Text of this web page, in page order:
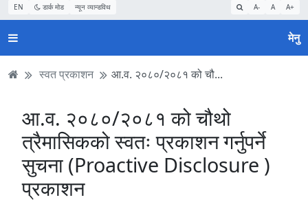
EN डार्क मोड न्यून व्यान्डविथ A- A A+
मेनु
स्वत प्रकाशन आ.व. २०८०/२०८१ को चौ...
आ.व. २०८०/२०८१ को चौथो
त्रैमासिकको स्वतः प्रकाशन गर्नुपर्ने
सुचना (Proactive Disclosure )
प्रकाशन